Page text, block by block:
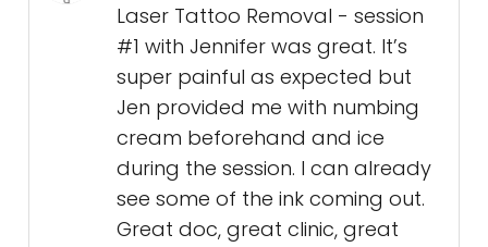
Laser Tattoo Removal - session
#1 with Jennifer was great. It’s
super painful as expected but
Jen provided me with numbing
cream beforehand and ice
during the session. I can already
see some of the ink coming out.
Great doc, great clinic, great